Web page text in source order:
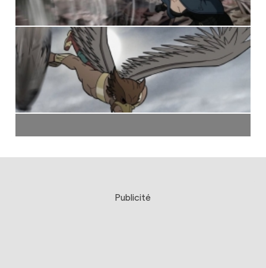
Publicité